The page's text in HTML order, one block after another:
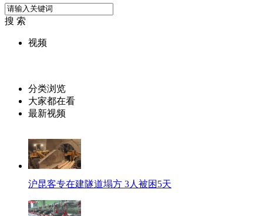
搜 索
视频
分类浏览
大家都在看
最新视频
沪昆客专在建隧道塌方 3人被困5天